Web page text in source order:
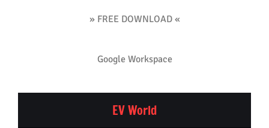
» FREE DOWNLOAD «
Google Workspace
EV World